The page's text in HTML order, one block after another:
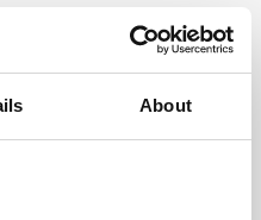
About
els teus